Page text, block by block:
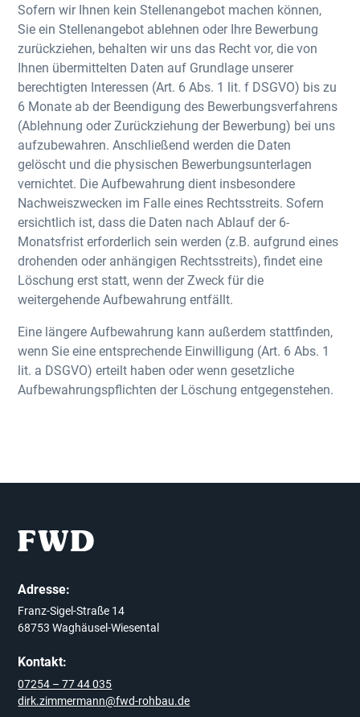
Sofern wir Ihnen kein Stellenangebot machen können,
Sie ein Stellenangebot ablehnen oder Ihre Bewerbung
zurückziehen, behalten wir uns das Recht vor, die von
Ihnen übermittelten Daten auf Grundlage unserer
berechtigten Interessen (Art. 6 Abs. 1 lit. f DSGVO) bis zu
6 Monate ab der Beendigung des Bewerbungsverfahrens
(Ablehnung oder Zurückziehung der Bewerbung) bei uns
aufzubewahren. Anschließend werden die Daten
gelöscht und die physischen Bewerbungsunterlagen
vernichtet. Die Aufbewahrung dient insbesondere
Nachweiszwecken im Falle eines Rechtsstreits. Sofern
ersichtlich ist, dass die Daten nach Ablauf der 6-
Monatsfrist erforderlich sein werden (z.B. aufgrund eines
drohenden oder anhängigen Rechtsstreits), findet eine
Löschung erst statt, wenn der Zweck für die
weitergehende Aufbewahrung entfällt.
Eine längere Aufbewahrung kann außerdem stattfinden,
wenn Sie eine entsprechende Einwilligung (Art. 6 Abs. 1
lit. a DSGVO) erteilt haben oder wenn gesetzliche
Aufbewahrungspflichten der Löschung entgegenstehen.
Adresse:
Franz-Sigel-Straße 14
68753 Waghäusel-Wiesental
Kontakt:
07254 – 77 44 035
dirk.zimmermann@fwd-rohbau.de